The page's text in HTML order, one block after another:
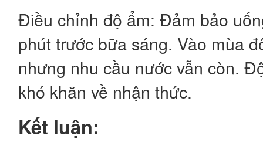
Điều chỉnh độ ẩm: Đảm bảo
phút trước bữa sáng. Vào mùa
nhưng nhu cầu nước vẫn còn.
khó khăn về nhận thức.
Kết luận: